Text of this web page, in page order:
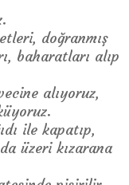
doğranmış
baharatları alıp
alıyoruz,
ile kapatıp,
üzeri kızarana